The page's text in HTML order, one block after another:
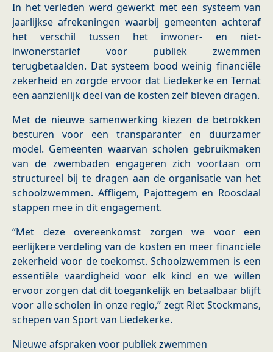
In het verleden werd gewerkt met een systeem van
jaarlijkse afrekeningen waarbij gemeenten achteraf
het verschil tussen het inwoner- en niet-
inwonerstarief voor publiek zwemmen
terugbetaalden. Dat systeem bood weinig financiële
zekerheid en zorgde ervoor dat Liedekerke en Ternat
een aanzienlijk deel van de kosten zelf bleven dragen.
Met de nieuwe samenwerking kiezen de betrokken
besturen voor een transparanter en duurzamer
model. Gemeenten waarvan scholen gebruikmaken
van de zwembaden engageren zich voortaan om
structureel bij te dragen aan de organisatie van het
schoolzwemmen. Affligem, Pajottegem en Roosdaal
stappen mee in dit engagement.
“Met deze overeenkomst zorgen we voor een
eerlijkere verdeling van de kosten en meer financiële
zekerheid voor de toekomst. Schoolzwemmen is een
essentiële vaardigheid voor elk kind en we willen
ervoor zorgen dat dit toegankelijk en betaalbaar blijft
voor alle scholen in onze regio,” zegt Riet Stockmans,
schepen van Sport van Liedekerke.
Nieuwe afspraken voor publiek zwemmen